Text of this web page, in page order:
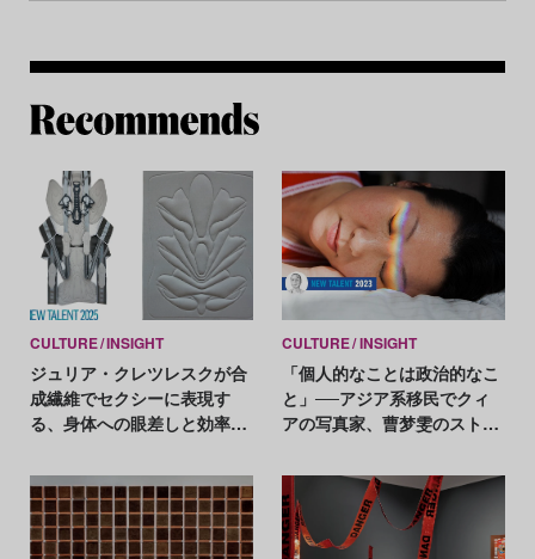
CULTURE INSIGHT
ジュリア・クレツレスクが合
成繊維でセクシーに表現す
る、身体への眼差しと効率化
2025】
CULTURE INSIGHT
「個人的なことは政治的なこ
と」──アジア系移民でクィ
アの写真家、曹梦雯のストー
2023】